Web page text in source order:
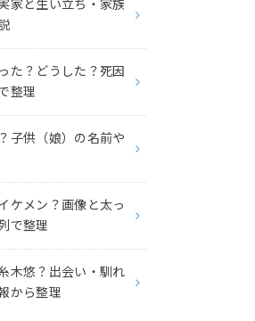
家と生い立ち・家族
た？どうした？死因
整理
子供（娘）の名前や
ケメン？画像と太っ
で整理
木悠？出会い・馴れ
から整理